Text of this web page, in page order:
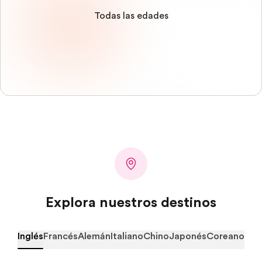
Todas las edades
Explora nuestros destinos
InglésFrancésAlemánItalianoChinoJaponésCoreano